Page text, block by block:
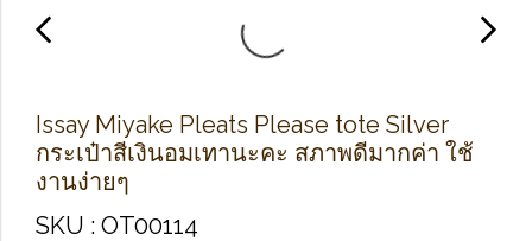
Issay Miyake Pleats Please tote Silver
กระเป๋าสีเงินอมเทานะคะ สภาพดีมากค่า ใช้
งานง่ายๆ
SKU : OT00114